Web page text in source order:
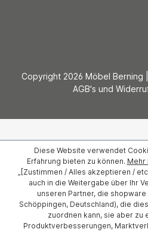
Copyright 2026 Möbel Berning |
AGB's und
Diese Website verwendet
Erfahrung bieten zu können. Mehr
„[Zustimmen / Alles akzeptieren /
auch in die Weitergabe über Ihr
unseren Partner, die shopware
Schöppingen, Deutschland), die
zuordnen kann, sie aber zu
Produktverbesserungen,